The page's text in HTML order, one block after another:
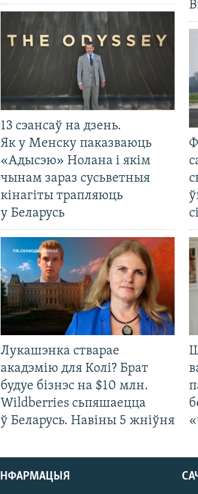
13 сэансаў на дзень.
Як у Менску паказваюць
«Адысэю» Нолана і якім
чынам зараз сусьветныя
кінагіты трапляюць
у Беларусь
Лукашэнка стварае
акадэмію для Колі? Брат
будуе бізнэс на $10 млн.
Wildberries сьпяшаецца
ў Беларусь. Навіны 5 жніўня
ІНФАРМАЦЫЯ